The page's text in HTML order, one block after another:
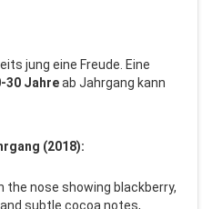
jung eine Freude. Eine
30 Jahreab Jahrgang kann
(2018):
the nose showing blackberry,
subtle cocoa notes,